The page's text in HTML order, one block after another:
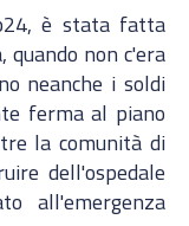
è stata fatta
quando non c'era
neanche i soldi
ferma al piano
la comunità di
dell'ospedale
all'emergenza